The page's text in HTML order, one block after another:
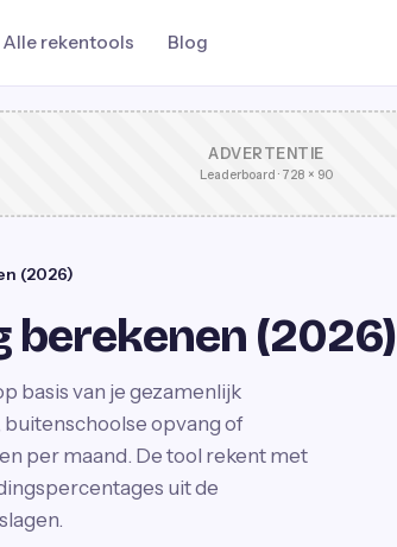
Alle rekentools Blog
ADVERTENTIE
Leaderboard · 728 × 90
(2026)
berekenen (2026)
basis van je gezamenlijk
opvang of
per maand. De tool rekent met
uit de